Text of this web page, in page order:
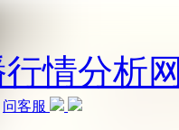
问客服